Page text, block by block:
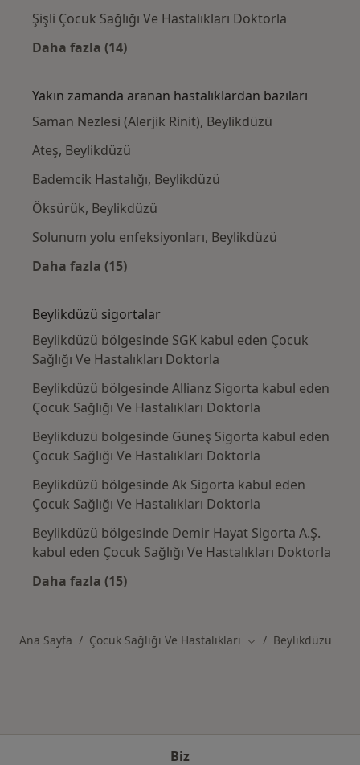
Şişli Çocuk Sağlığı Ve Hastalıkları Doktorla
Daha fazla (14)
Yakın zamanda aranan hastalıklardan bazıları
Saman Nezlesi (Alerjik Rinit), Beylikdüzü
Ateş, Beylikdüzü
Bademcik Hastalığı, Beylikdüzü
Öksürük, Beylikdüzü
Solunum yolu enfeksiyonları, Beylikdüzü
Daha fazla (15)
Beylikdüzü sigortalar
Beylikdüzü bölgesinde SGK kabul eden Çocuk
Sağlığı Ve Hastalıkları Doktorla
Beylikdüzü bölgesinde Allianz Sigorta kabul eden
Çocuk Sağlığı Ve Hastalıkları Doktorla
Beylikdüzü bölgesinde Güneş Sigorta kabul eden
Çocuk Sağlığı Ve Hastalıkları Doktorla
Beylikdüzü bölgesinde Ak Sigorta kabul eden
Çocuk Sağlığı Ve Hastalıkları Doktorla
Beylikdüzü bölgesinde Demir Hayat Sigorta A.Ş.
kabul eden Çocuk Sağlığı Ve Hastalıkları Doktorla
Daha fazla (15)
Ana Sayfa Çocuk Sağlığı Ve Hastalıkları Şehir değiştir
Beylikdüzü
Biz